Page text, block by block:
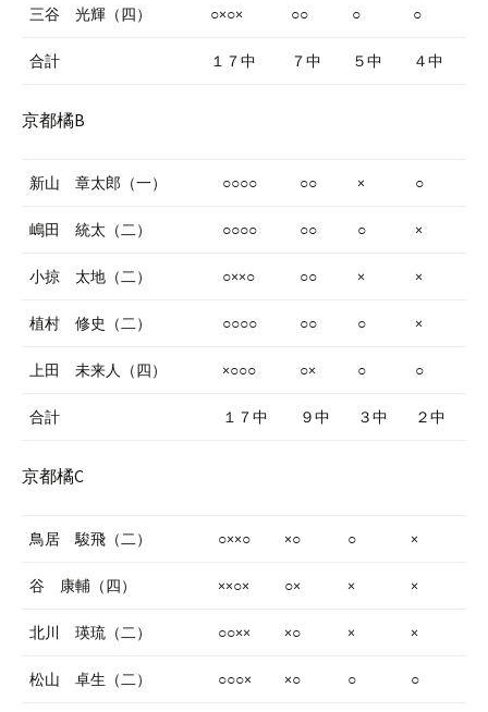
三谷 光輝（四） ○×○× ○○ ○ ○
合計 １７中 ７中 ５中 ４中
京都橘B
新山 章太郎（一） ○○○○ ○○ × ○
嶋田 統太（二） ○○○○ ○○ ○ ×
小掠 太地（二） ○××○ ○○ × ×
植村 修史（二） ○○○○ ○○ ○ ×
上田 未来人（四） ×○○○ ○× ○ ○
合計 １７中 ９中 ３中 ２中
京都橘C
鳥居 駿飛（二） ○××○ ×○ ○ ×
谷 康輔（四） ××○× ○× × ×
北川 瑛琉（二） ○○×× ×○ × ×
松山 卓生（二） ○○○× ×○ ○ ○